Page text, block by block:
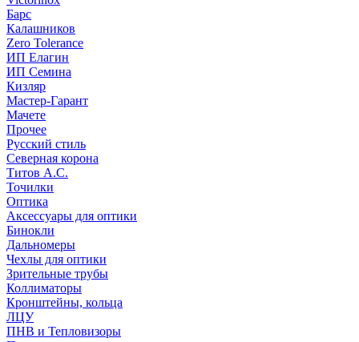
Барс
Калашников
Zero Tolerance
ИП Елагин
ИП Семина
Кизляр
Мастер-Гарант
Мачете
Прочее
Русский стиль
Северная корона
Титов А.С.
Точилки
Оптика
Аксессуары для оптики
Бинокли
Дальномеры
Чехлы для оптики
Зрительные трубы
Коллиматоры
Кронштейны, кольца
ЛЦУ
ПНВ и Тепловизоры